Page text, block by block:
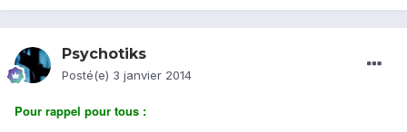
Psychotiks
Posté(e) 3 janvier 2014
Pour rappel pour tous :